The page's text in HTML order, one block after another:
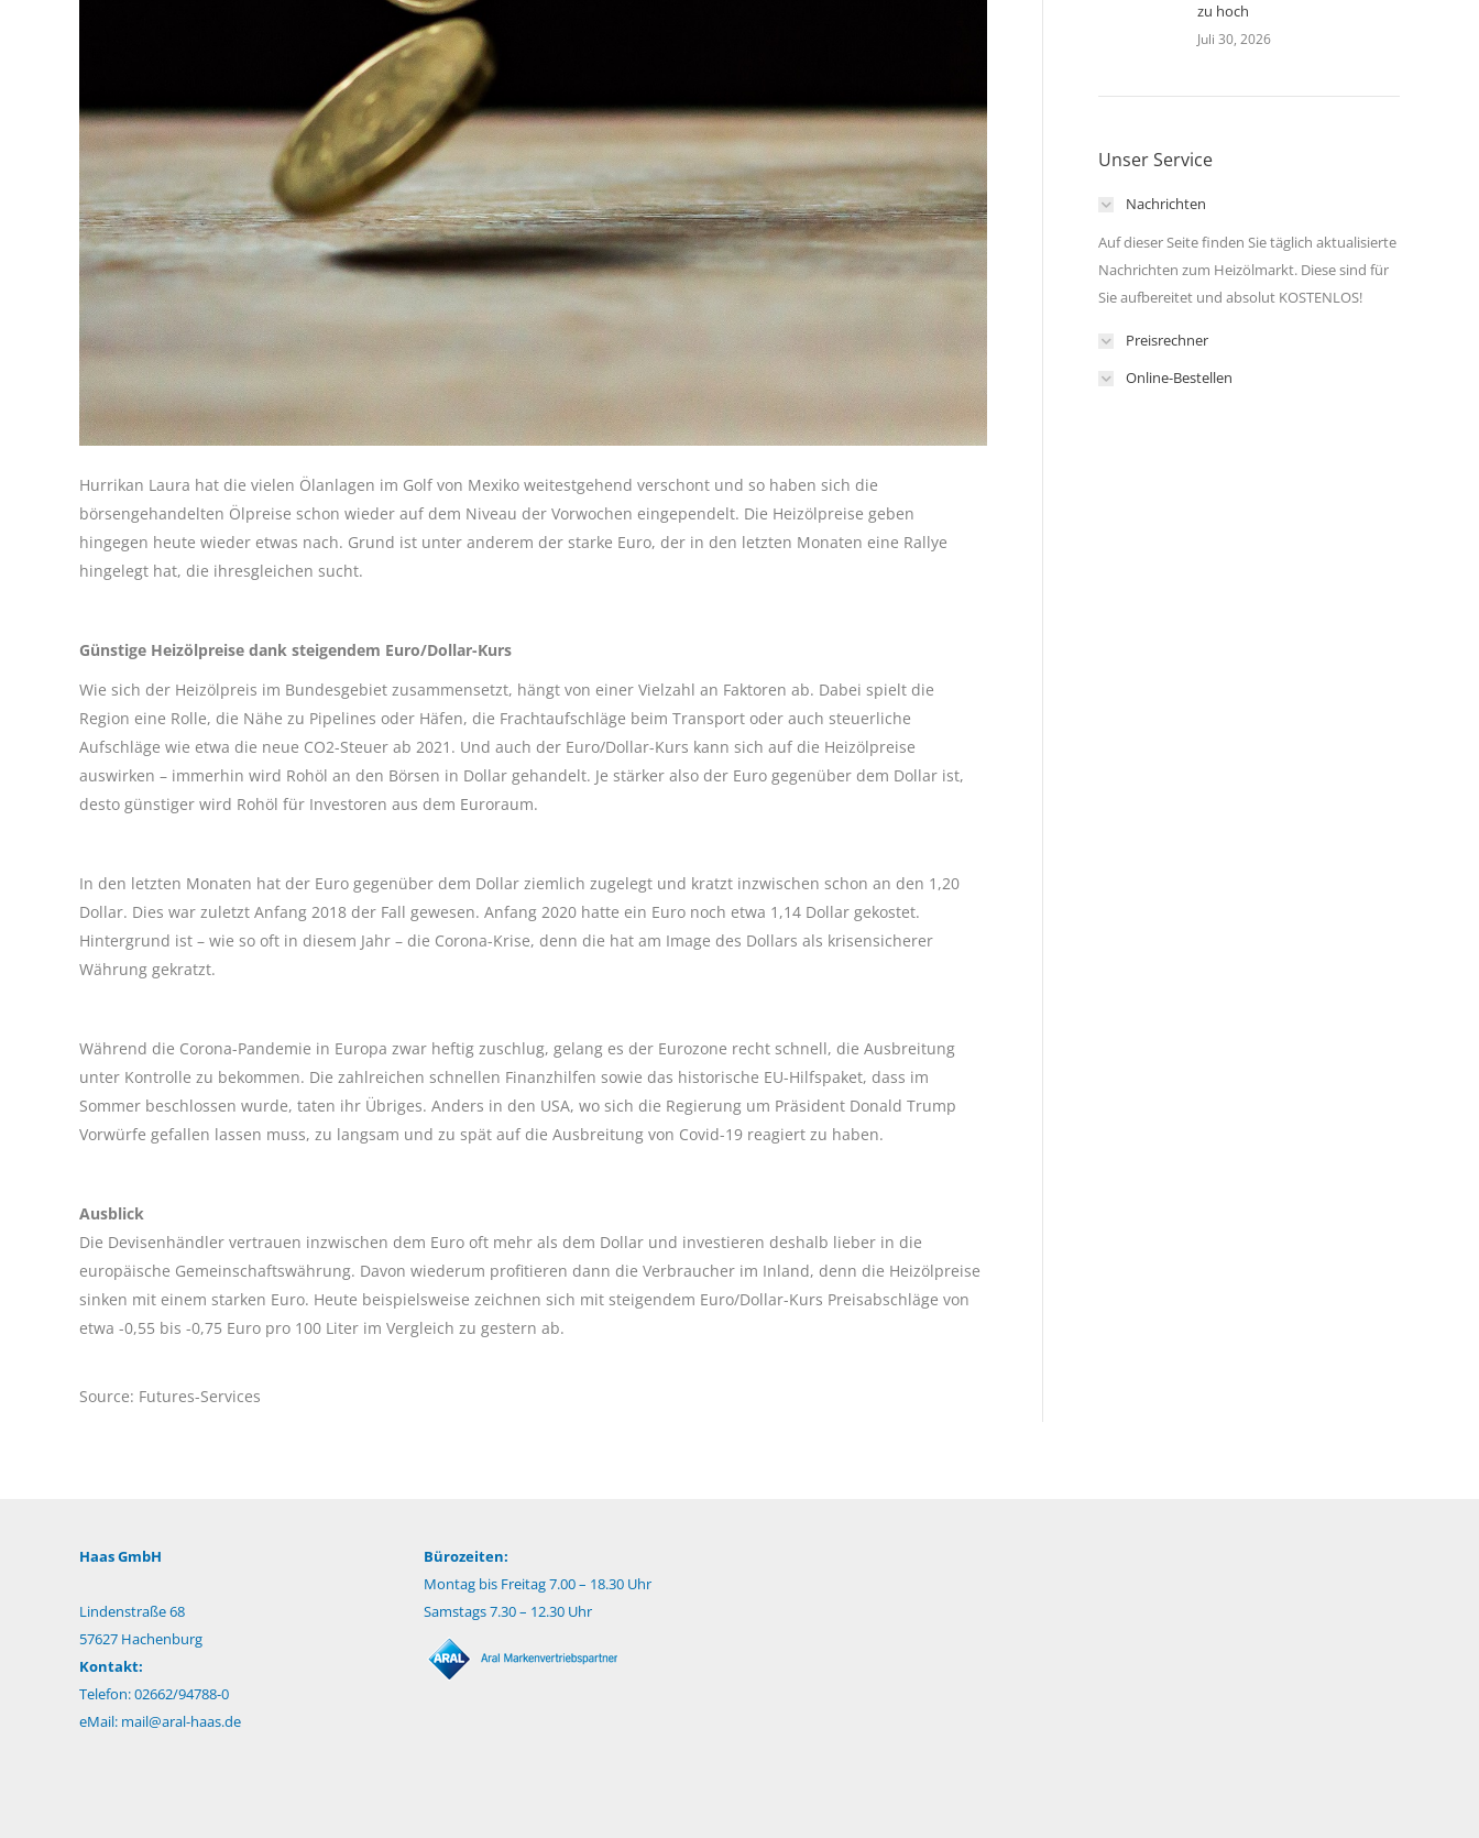
Hurrikan Laura hat die vielen Ölanlagen im Golf von Mexiko weitestgehend verschont und so haben sich die
börsengehandelten Ölpreise schon wieder auf dem Niveau der Vorwochen eingependelt. Die Heizölpreise geben
hingegen heute wieder etwas nach. Grund ist unter anderem der starke Euro, der in den letzten Monaten eine Rallye
hingelegt hat, die ihresgleichen sucht.
Günstige Heizölpreise dank steigendem Euro/Dollar-Kurs
Wie sich der Heizölpreis im Bundesgebiet zusammensetzt, hängt von einer Vielzahl an Faktoren ab. Dabei spielt die
Region eine Rolle, die Nähe zu Pipelines oder Häfen, die Frachtaufschläge beim Transport oder auch steuerliche
Aufschläge wie etwa die neue CO2-Steuer ab 2021. Und auch der Euro/Dollar-Kurs kann sich auf die Heizölpreise
auswirken – immerhin wird Rohöl an den Börsen in Dollar gehandelt. Je stärker also der Euro gegenüber dem Dollar ist,
desto günstiger wird Rohöl für Investoren aus dem Euroraum.
In den letzten Monaten hat der Euro gegenüber dem Dollar ziemlich zugelegt und kratzt inzwischen schon an den 1,20
Dollar. Dies war zuletzt Anfang 2018 der Fall gewesen. Anfang 2020 hatte ein Euro noch etwa 1,14 Dollar gekostet.
Hintergrund ist – wie so oft in diesem Jahr – die Corona-Krise, denn die hat am Image des Dollars als krisensicherer
Währung gekratzt.
Während die Corona-Pandemie in Europa zwar heftig zuschlug, gelang es der Eurozone recht schnell, die Ausbreitung
unter Kontrolle zu bekommen. Die zahlreichen schnellen Finanzhilfen sowie das historische EU-Hilfspaket, dass im
Sommer beschlossen wurde, taten ihr Übriges. Anders in den USA, wo sich die Regierung um Präsident Donald Trump
Vorwürfe gefallen lassen muss, zu langsam und zu spät auf die Ausbreitung von Covid-19 reagiert zu haben.
Ausblick
Die Devisenhändler vertrauen inzwischen dem Euro oft mehr als dem Dollar und investieren deshalb lieber in die
europäische Gemeinschaftswährung. Davon wiederum profitieren dann die Verbraucher im Inland, denn die Heizölpreise
sinken mit einem starken Euro. Heute beispielsweise zeichnen sich mit steigendem Euro/Dollar-Kurs Preisabschläge von
etwa -0,55 bis -0,75 Euro pro 100 Liter im Vergleich zu gestern ab.
Source: Futures-Services
zu hoch
Juli 30, 2026
Unser Service
Nachrichten
Auf dieser Seite finden Sie täglich aktualisierte
Nachrichten zum Heizölmarkt. Diese sind für
Sie aufbereitet und absolut KOSTENLOS!
Preisrechner
Online-Bestellen
Haas GmbH
Lindenstraße 68
57627 Hachenburg
Kontakt:
Telefon: 02662/94788-0
eMail: mail@aral-haas.de
Bürozeiten:
Montag bis Freitag 7.00 – 18.30 Uhr
Samstags 7.30 – 12.30 Uhr